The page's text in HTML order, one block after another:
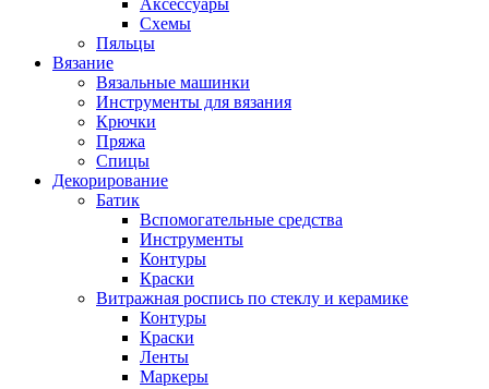
Аксессуары
Схемы
Пяльцы
Вязание
Вязальные машинки
Инструменты для вязания
Крючки
Пряжа
Спицы
Декорирование
Батик
Вспомогательные средства
Инструменты
Контуры
Краски
Витражная роспись по стеклу и керамике
Контуры
Краски
Ленты
Маркеры